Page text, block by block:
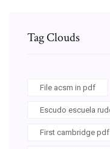
Tag Clouds
File acsm in pdf
Escudo escuela
First cambridge pdf